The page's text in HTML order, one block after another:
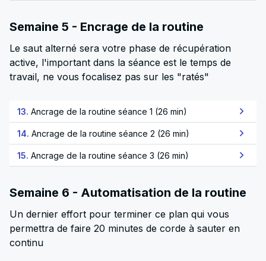
Semaine 5 - Encrage de la routine
Le saut alterné sera votre phase de récupération
active, l'important dans la séance est le temps de
travail, ne vous focalisez pas sur les "ratés"
13. Ancrage de la routine séance 1 (26 min)
14. Ancrage de la routine séance 2 (26 min)
15. Ancrage de la routine séance 3 (26 min)
Semaine 6 - Automatisation de la routine
Un dernier effort pour terminer ce plan qui vous
permettra de faire 20 minutes de corde à sauter en
continu